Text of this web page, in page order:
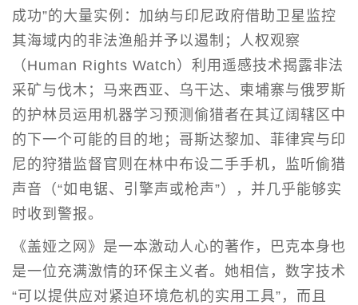
成功”的大量实例：加纳与印尼政府借助卫星监控
其海域内的非法渔船并予以遏制；人权观察
（Human Rights Watch）利用遥感技术揭露非法
采矿与伐木；马来西亚、乌干达、柬埔寨与俄罗斯
的护林员运用机器学习预测偷猎者在其辽阔辖区中
的下一个可能的目的地；哥斯达黎加、菲律宾与印
尼的狩猎监督官则在林中布设二手手机，监听偷猎
声音（“如电锯、引擎声或枪声”），并几乎能够实
时收到警报。
《盖娅之网》是一本激动人心的著作，巴克本身也
是一位充满激情的环保主义者。她相信，数字技术
“可以提供应对紧迫环境危机的实用工具”，而且